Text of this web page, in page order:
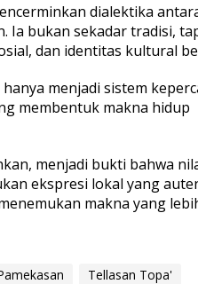
dialektika
Ia bukan sekadar tradisi,
dan identitas kultural
menjadi sistem
membentuk makna hidup
menjadi bukti bahwa
ekspresi lokal yang
makna yang
Tellasan Topa'